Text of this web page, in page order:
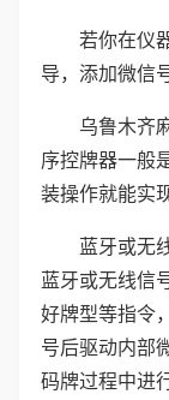
若你在仪
导，添加微信
乌鲁木齐
序控牌器一般
装操作就能实
蓝牙或无
蓝牙或无线信
好牌型等指令
号后驱动内部
码牌过程中进